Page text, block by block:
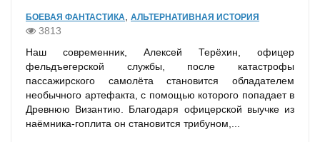
БОЕВАЯ ФАНТАСТИКА АЛЬТЕРНАТИВНАЯ ИСТОРИЯ
3813
Наш современник, Алексей Терёхин, офицер
фельдъегерской службы, после катастрофы
пассажирского самолёта становится обладателем
необычного артефакта, с помощью которого попадает в
Древнюю Византию. Благодаря офицерской выучке из
наёмника-гоплита он становится трибуном,...